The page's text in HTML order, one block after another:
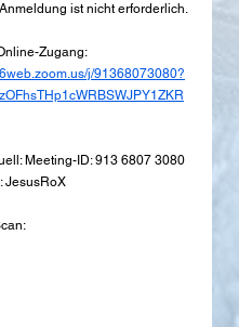
ist nicht erforderlich.
Zugang:
j/91368073080?
Meeting-ID: 913 6807 3080
JesusRoX